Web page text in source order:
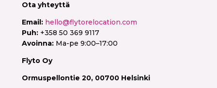
Ota yhteyttä
Email: hello@flytorelocation.com
Puh: +358 50 369 9117
Avoinna:Ma-pe 9:00–17:00
Flyto Oy
Ormuspellontie 20, 00700 Helsinki